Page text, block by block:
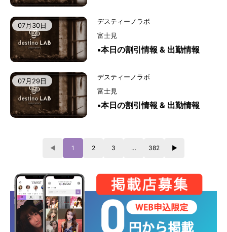
07月30日
デスティーノラボ
富士見
▪️本日の割引情報 & 出勤情報
07月29日
デスティーノラボ
富士見
▪️本日の割引情報 & 出勤情報
◀ 1 2 3 … 382 ▶